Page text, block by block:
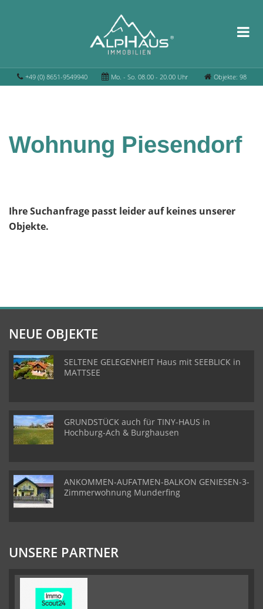
+49 (0) 8651-9549940 Mo. - So. 08.00 - 20.00 Uhr Objekte: 98
Wohnung Piesendorf
Ihre Suchanfrage passt leider auf keines unserer
Objekte.
NEUE OBJEKTE
SELTENE GELEGENHEIT Haus mit SEEBLICK in
MATTSEE
GRUNDSTÜCK auch für TINY-HAUS in
Hochburg-Ach & Burghausen
ANKOMMEN-AUFATMEN-BALKON GENIESEN-3-
Zimmerwohnung Munderfing
UNSERE PARTNER